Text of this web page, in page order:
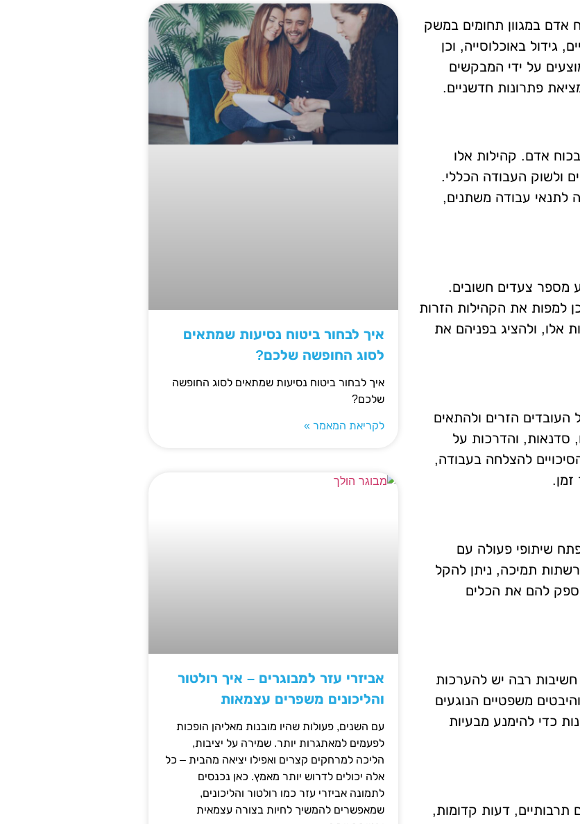
אדם במגוון תחומים במשק
גידול באוכלוסייה, וכן
על ידי המבקשים
פתרונות חדשניים.
אדם. קהילות אלו
ולשוק העבודה הכללי.
לתנאי עבודה משתנים,
מספר צעדים חשובים.
למפות את הקהילות הזרות
אלו, ולהציג בפניהם את
העובדים הזרים ולהתאים
סדנאות, והדרכות על
להצלחה בעבודה,
שיתופי פעולה עם
רשתות תמיכה, ניתן להקל
להם את הכלים
חשיבות רבה יש להערכות
משפטיים הנוגעים
כדי להימנע מבעיות
תרבותיים, דעות קדומות,
איך לבחור ביטוח נסיעות שמתאים
לסוג החופשה שלכם?
איך לבחור ביטוח נסיעות שמתאים לסוג החופשה
שלכם?
לקריאת המאמר »
אביזרי עזר למבוגרים – איך רולטור
והליכונים משפרים עצמאות
עם השנים, פעולות שהיו מובנות מאליהן הופכות
לפעמים למאתגרות יותר. שמירה על יציבות,
הליכה למרחקים קצרים ואפילו יציאה מהבית – כל
אלה יכולים לדרוש יותר מאמץ. כאן נכנסים
לתמונה אביזרי עזר כמו רולטור והליכונים,
שמאפשרים להמשיך לחיות בצורה עצמאית